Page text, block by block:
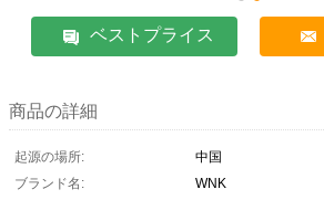
ベストプライス
商品の詳細
起源の場所:
中国
ブランド名:
WNK